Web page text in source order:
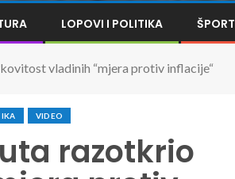
LOPOVI I POLITIKA ŠPORT
vladinih “mjera protiv inflacije“
VIDEO
razotkrio